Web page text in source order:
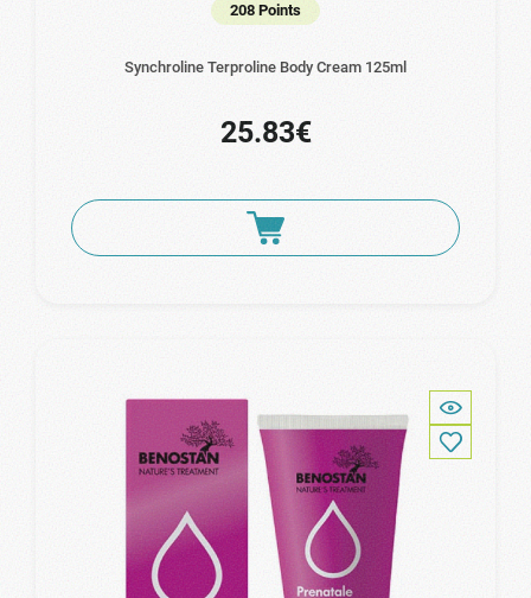
208 Points
Synchroline Terproline Body Cream 125ml
25.83€